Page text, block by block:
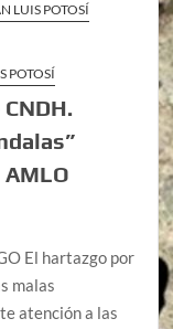
LUIS POTOSÍ
POTOSÍ
El hartazgo por
malas
atención a las